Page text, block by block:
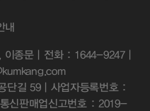
내
종문 | 전화 : 1644-9247 |
단길 59 | 사업자등록번호 :
신판매업신고번호 : 2019-